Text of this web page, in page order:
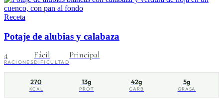
Receta
Potaje de alubias y calabaza
4
RACIONES
Fácil
DIFICULTAD
Principal
270
KCAL
13g
PROT
42g
CARB
5g
GRASA